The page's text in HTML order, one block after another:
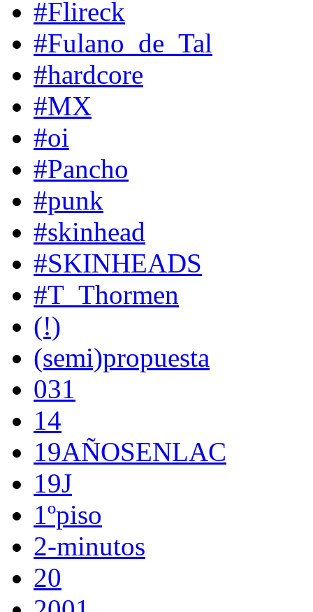
#Flireck
#Fulano_de_Tal
#hardcore
#MX
#oi
#Pancho
#punk
#skinhead
#SKINHEADS
#T_Thormen
(!)
(semi)propuesta
031
14
19AÑOSENLAC
19J
1ºpiso
2-minutos
20